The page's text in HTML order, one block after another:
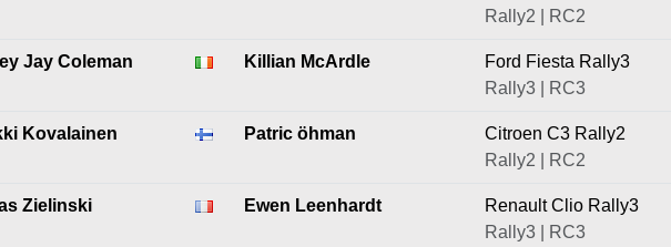
Rally2 | RC2
Jay Coleman Killian McArdle
Ford Fiesta Rally3
Rally3 | RC3
Kovalainen Patric öhman
Citroen C3 Rally2
Rally2 | RC2
Zielinski Ewen Leenhardt
Renault Clio Rally3
Rally3 | RC3